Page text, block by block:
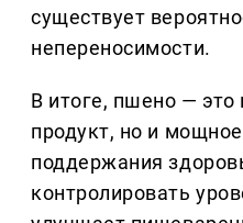
существует
непереносимости.
В итоге, пшено — это
продукт, но и
поддержания
контролировать